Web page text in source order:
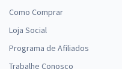
Como Comprar
Loja Social
Programa de Afiliados
Trabalhe Conosco